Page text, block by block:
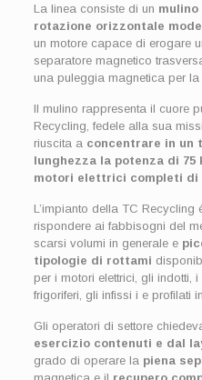
La linea consiste di un
rotazione orizzontale
un motore capace di erogare
separatore magnetico
una puleggia magnetica per
Il mulino rappresenta il cuore
Recycling, fedele alla sua
riuscita a concentrare in un
lunghezza la potenza di
motori elettrici completi di
L’impianto della TC
rispondere ai fabbisogni del
scarsi volumi in generale e
tipologie di rottami
per i motori elettrici, gli indotti,
frigoriferi, gli infissi i e profilati
Gli operatori di settore
esercizio contenuti e dal
grado di operare la piena